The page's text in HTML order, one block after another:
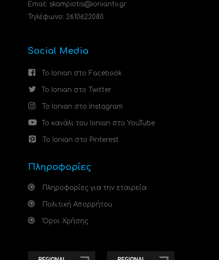
Email: skampiotis@ioniantv.gr
Τηλέφωνο: 2610622080.
Social Media
Το Ionian στο Facebook
Το Ionian στο Twitter
Το Ionian στο Instagram
Το κανάλι του Ionian στο YouTube
Το Ionian στο Pinterest
Πληροφορίες
Πληροφορίες για την εταιρεία
Πολιτική Απορρήτου
Όροι Χρήσης